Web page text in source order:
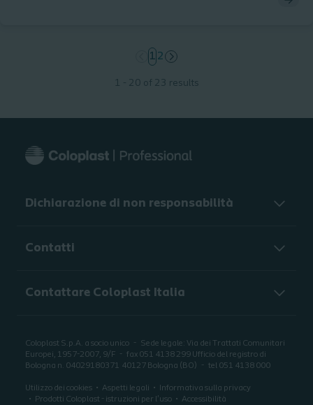
page
1 page
2
1 - 20 of 23 results
Dichiarazione di non responsabilità
Contatti
Contattare Coloplast Italia
Coloplast S.p.A. a socio unico
Sede legale: Via dei Trattati Comunitari
Europei, 1957-2007, 9/F
fax 051 4138 299 Ufficio del registro di
Bologna n. 04029180371 40127 Bologna (BO) tel 051 4138 000
Utilizzo dei cookies Aspetti legali
Informativa sulla privacy
Prodotti Coloplast - istruzioni per l'uso
Accessibilità